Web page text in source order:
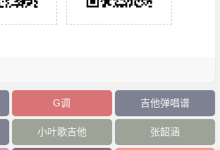
G调 吉他弹唱谱
小叶歌吉他 张韶涵